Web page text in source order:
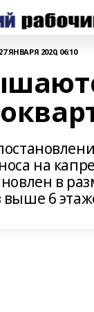
27 ЯНВАРЯ 2020, 06:10
на
в
6